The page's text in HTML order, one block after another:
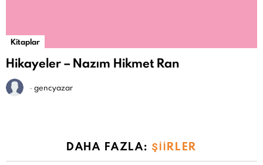
Kitaplar
Hikayeler – Nazım Hikmet Ran
-gencyazar
DAHA FAZLA: ŞIIRLER